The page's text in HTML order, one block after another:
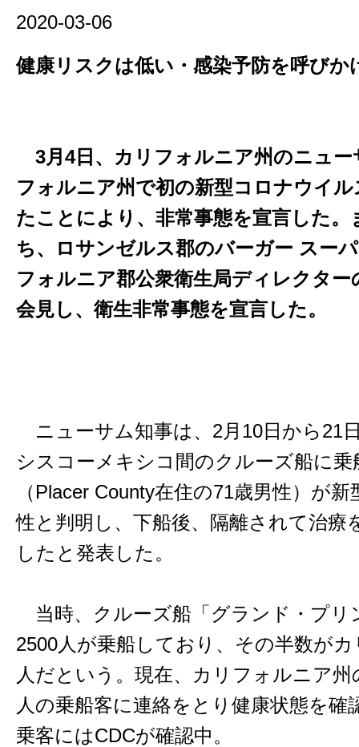
2020-03-06
健康リスクは低い・感染予防を呼びか
3月4日、カリフォルニア州のニュー
フォルニア州で初の新型コロナウイ
たことにより、非常事態を宣言した。
ち、ロサンゼルス郡のバーガー スー
フォルニア郡公衆衛生局ディレクタ
会見し、衛生非常事態を宣言した。
ニューサム知事は、2月10日から21
シスコーメキシコ間のクルーズ船に
（Placer County在住の71歳男性）が
性と判明し、下船後、隔離されて治療
したと発表した。
当時、クルーズ船「グランド・プリ
2500人が乗船しており、その半数が
人だという。現在、カリフォルニア
人の乗船客に連絡をとり健康状態を確
乗客にはCDCが確認中。